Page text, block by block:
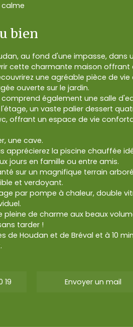
bien
au fond d'une impasse, dans
cette charmante maison offrant
une agréable pièce de
ouverte sur le jardin.
également une salle
un vaste palier dessert
offrant un espace de vie
une cave.
apprécierez la piscine chauffée
jours en famille ou entre amis.
sur un magnifique terrain arboré
et verdoyant.
par pompe à chaleur, double
pleine de charme aux beaux
tarder !
de Houdan et de Bréval et à 10
19 Envoyer un mail